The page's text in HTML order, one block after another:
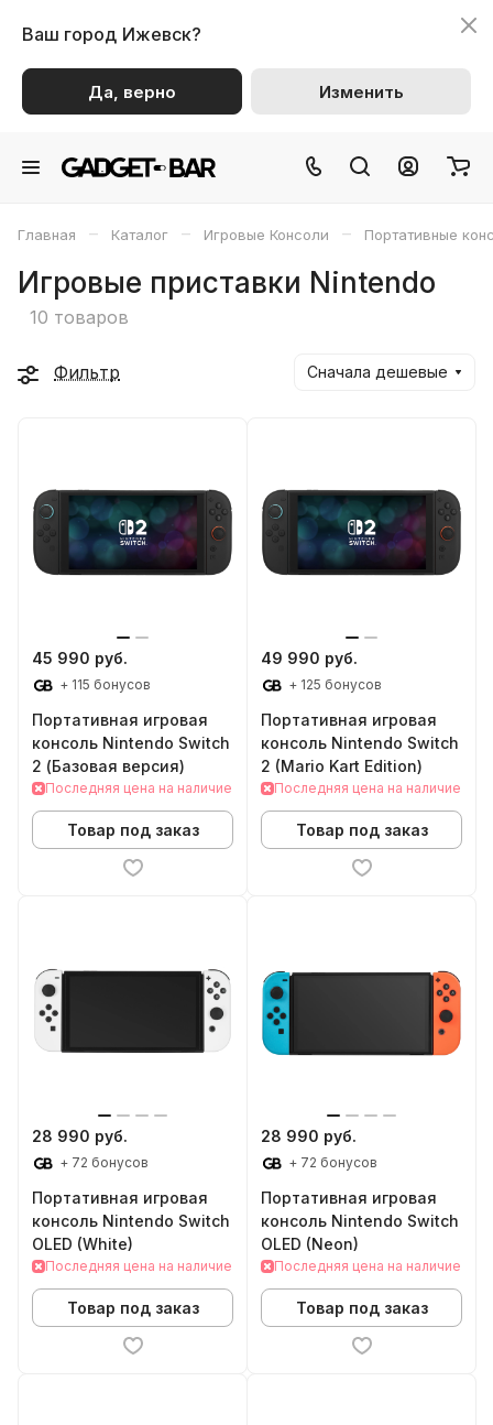
Ваш город Ижевск?
Да, верно Изменить
Главная – Каталог – Игровые Консоли – Портативные
Игровые приставки Nintendo
10 товаров
Фильтр Сначала дешевые
45 990 руб.
+ 115 бонусов
Портативная игровая
консоль Nintendo Switch
2 (Базовая версия)
Последняя цена на наличие
Товар под заказ
49 990 руб.
+ 125 бонусов
Портативная игровая
консоль Nintendo Switch
2 (Mario Kart Edition)
Последняя цена на наличие
Товар под заказ
28 990 руб.
+ 72 бонусов
Портативная игровая
консоль Nintendo Switch
OLED (White)
Последняя цена на наличие
Товар под заказ
28 990 руб.
+ 72 бонусов
Портативная игровая
консоль Nintendo Switch
OLED (Neon)
Последняя цена на наличие
Товар под заказ